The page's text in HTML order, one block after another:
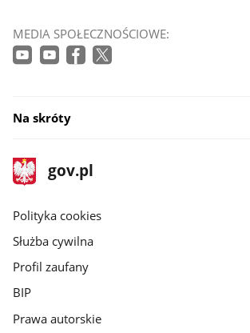
MEDIA SPOŁECZNOŚCIOWE:
Na skróty
stopka
gov.pl
Strona
gov.pl
gov.pl
Polityka cookies
Służba cywilna
Profil zaufany
BIP
Prawa autorskie